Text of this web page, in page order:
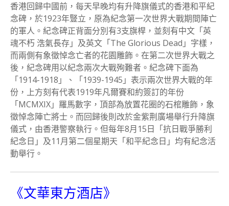
香港回歸中國前，每天早晚均有升降旗儀式的香港和平紀
念碑，於1923年豎立，原為紀念第一次世界大戰期間陣亡
的軍人。紀念碑正背面分別有3支旗桿，並刻有中文「英
魂不朽 浩氣長存」及英文「The Glorious Dead」字樣，
而兩側有象徵悼念亡者的花園雕飾。在第二次世界大戰之
後，紀念碑用以紀念兩次大戰殉難者。紀念碑下面為
「1914-1918」、「1939-1945」表示兩次世界大戰的年
份，上方刻有代表1919年凡爾賽和約簽訂的年份
「MCMXIX」羅馬數字，頂部為放置花圈的石棺雕飾，象
徵悼念陣亡將士。而回歸後則改於金紫荆廣場舉行升降旗
儀式，由香港警察執行。但每年8月15日「抗日戰爭勝利
紀念日」及11月第二個星期天「和平紀念日」均有紀念活
動舉行。
《文華東方酒店》